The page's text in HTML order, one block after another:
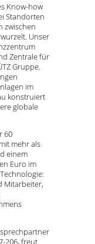
Know-how
Standorten
zwischen
Unser
Zentrale für
Gruppe.
im
konstruiert
globale
60
mehr als
einem
Euro im
Mitarbeiter,
206, freut